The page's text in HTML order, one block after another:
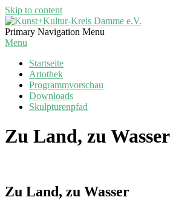
Skip to content
Kunst+Kultur-
Kreis
Primary Navigation Menu
Menu
Startseite
Artothek
Programmvorschau
Downloads
Skulpturenpfad
Zu Land, zu Wasser
Zu Land, zu Wasser